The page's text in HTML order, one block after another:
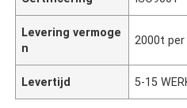
Levering vermoge
n
2000t per
Levertijd 5-15